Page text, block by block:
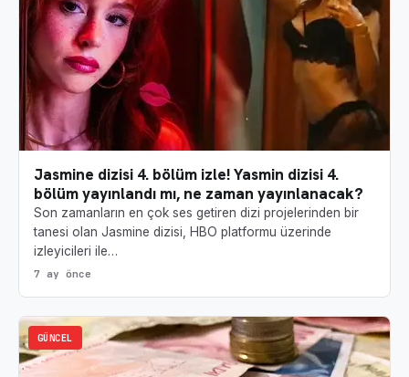
Jasmine dizisi 4. bölüm izle! Yasmin dizisi 4.
bölüm yayınlandı mı, ne zaman yayınlanacak?
Son zamanların en çok ses getiren dizi projelerinden bir
tanesi olan Jasmine dizisi, HBO platformu üzerinde
izleyicileri ile…
7 ay önce
GÜNCEL